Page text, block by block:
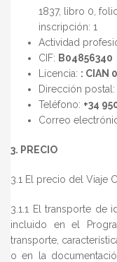
1837, libro 0,
inscripción: 1
Actividad
CIF: B04856340
Licencia: : CIAN
Dirección postal:
Teléfono: +34
Correo
3. PRECIO
3.1 El precio del Viaje
3.1.1 El transporte de
incluido en el
transporte,
o en la